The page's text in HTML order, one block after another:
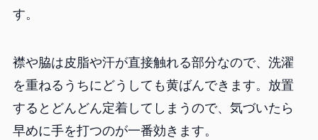
す。
襟や脇は皮脂や汗が直接触れる部分なので、洗濯
を重ねるうちにどうしても黄ばんできます。放置
するとどんどん定着してしまうので、気づいたら
早めに手を打つのが一番効きます。